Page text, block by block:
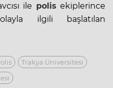
ile polis ekiplerince
ilgili başlatılan
Trakya Üniversitesi